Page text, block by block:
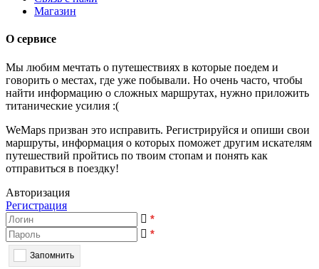
Магазин
О сервисе
Мы любим мечтать о путешествиях в которые поедем и
говорить о местах, где уже побывали. Но очень часто, чтобы
найти информацию о сложных маршрутах, нужно приложить
титанические усилия :(
WeMaps призван это исправить. Регистрируйся и опиши свои
маршруты, информация о которых поможет другим искателям
путешествий пройтись по твоим стопам и понять как
отправиться в поездку!
Авторизация
Регистрация
*
*
Запомнить